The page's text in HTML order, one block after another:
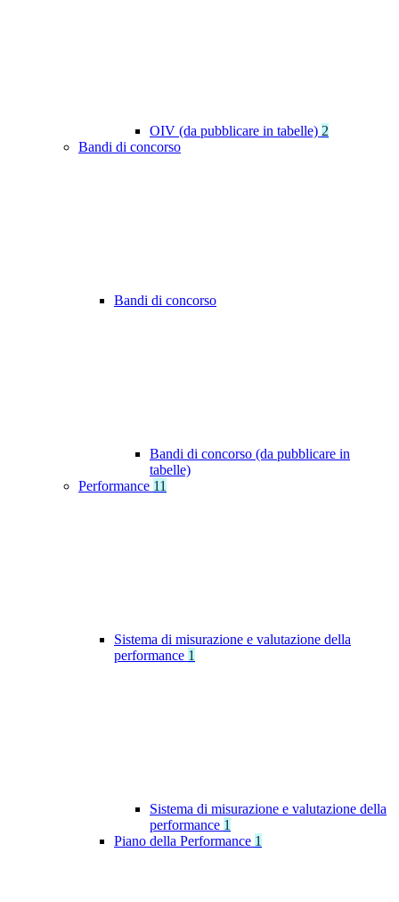
OIV (da pubblicare in tabelle) 2
Bandi di concorso
Bandi di concorso
Bandi di concorso (da pubblicare in
tabelle)
Performance 11
Sistema di misurazione e valutazione della
performance 1
Sistema di misurazione e valutazione della
performance 1
Piano della Performance 1